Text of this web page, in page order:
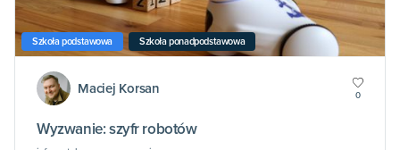
Szkoła podstawowa Szkoła ponadpodstawowa
Maciej Korsan 0
Wyzwanie: szyfr robotów